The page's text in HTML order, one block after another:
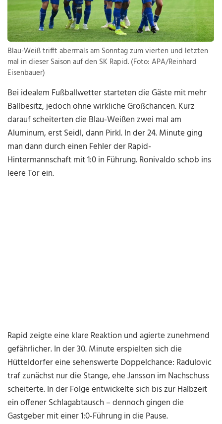
Blau-Weiß trifft abermals am Sonntag zum vierten und letzten
mal in dieser Saison auf den SK Rapid. (Foto: APA/Reinhard
Eisenbauer)
Bei idealem Fußballwetter starteten die Gäste mit mehr
Ballbesitz, jedoch ohne wirkliche Großchancen. Kurz
darauf scheiterten die Blau-Weißen zwei mal am
Aluminum, erst Seidl, dann Pirkl. In der 24. Minute ging
man dann durch einen Fehler der Rapid-
Hintermannschaft mit 1:0 in Führung. Ronivaldo schob ins
leere Tor ein.
Rapid zeigte eine klare Reaktion und agierte zunehmend
gefährlicher. In der 30. Minute erspielten sich die
Hütteldorfer eine sehenswerte Doppelchance: Radulovic
traf zunächst nur die Stange, ehe Jansson im Nachschuss
scheiterte. In der Folge entwickelte sich bis zur Halbzeit
ein offener Schlagabtausch – dennoch gingen die
Gastgeber mit einer 1:0-Führung in die Pause.